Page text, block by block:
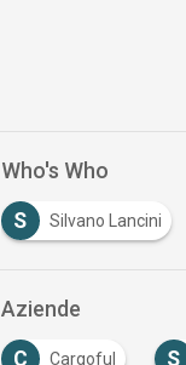
Who's Who
S Silvano Lancini
Aziende
C Cargoful S